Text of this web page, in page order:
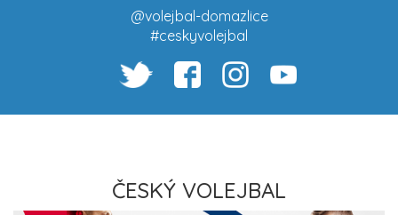
@volejbal-domazlice
#ceskyvolejbal
ČESKÝ VOLEJBAL